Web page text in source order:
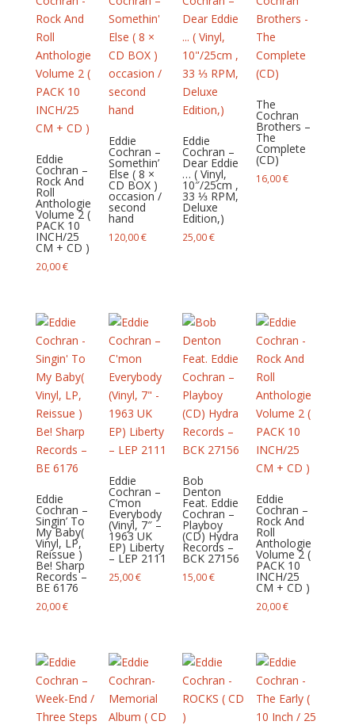
Eddie
Cochran –
Rock And
Roll
Anthologie
Volume 2 (
PACK 10
INCH/25
CM + CD )
20,00€
Eddie
Cochran –
Somethin’
Else ( 8 ×
CD BOX )
occasion /
second
hand
120,00€
Eddie
Cochran –
Dear Eddie
… ( Vinyl,
10″/25cm ,
33 ⅓ RPM,
Deluxe
Edition,)
25,00€
The
Cochran
Brothers –
The
Complete
(CD)
16,00€
Eddie
Cochran –
Singin’ To
My Baby(
Vinyl, LP,
Reissue )
Be! Sharp
Records –
BE 6176
20,00€
Eddie
Cochran –
C’mon
Everybody
(Vinyl, 7″ –
1963 UK
EP) Liberty
– LEP 2111
25,00€
Bob
Denton
Feat. Eddie
Cochran –
Playboy
(CD) Hydra
Records –
BCK 27156
15,00€
Eddie
Cochran –
Rock And
Roll
Anthologie
Volume 2 (
PACK 10
INCH/25
CM + CD )
20,00€